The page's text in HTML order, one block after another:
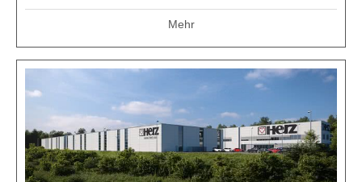
Mehr